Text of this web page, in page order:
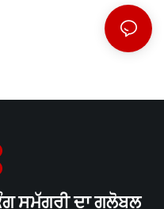
ਸਮੱਗਰੀ ਦਾ ਗਲੋਬਲ